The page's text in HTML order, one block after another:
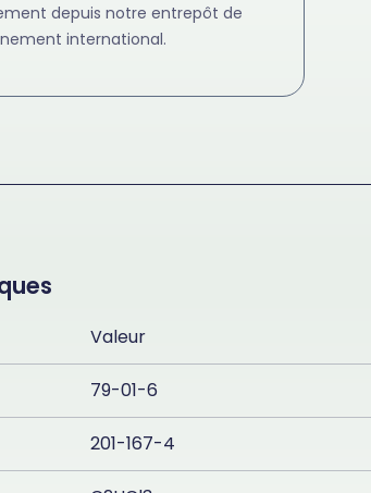
depuis notre entrepôt de
international.
Valeur
79-01-6
201-167-4